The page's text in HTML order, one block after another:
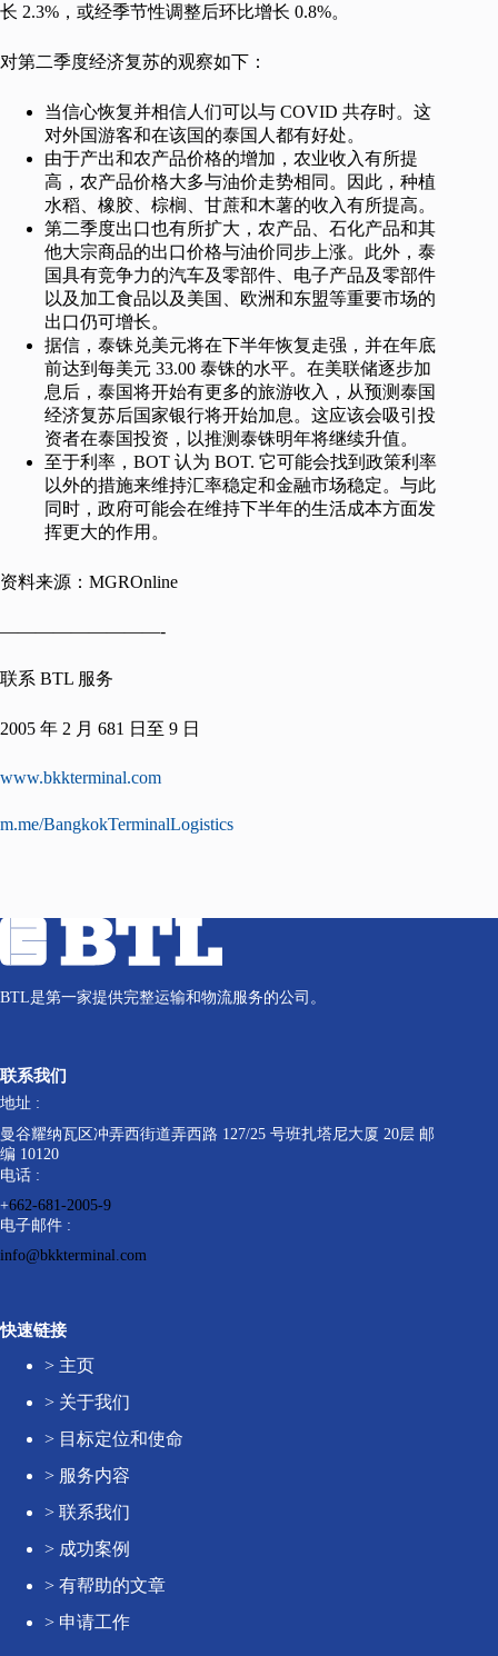
长 2.3%，或经季节性调整后环比增长 0.8%。
对第二季度经济复苏的观察如下：
当信心恢复并相信人们可以与 COVID 共存时。这
对外国游客和在该国的泰国人都有好处。
由于产出和农产品价格的增加，农业收入有所提
高，农产品价格大多与油价走势相同。因此，种植
水稻、橡胶、棕榈、甘蔗和木薯的收入有所提高。
第二季度出口也有所扩大，农产品、石化产品和其
他大宗商品的出口价格与油价同步上涨。此外，泰
国具有竞争力的汽车及零部件、电子产品及零部件
以及加工食品以及美国、欧洲和东盟等重要市场的
出口仍可增长。
据信，泰铢兑美元将在下半年恢复走强，并在年底
前达到每美元 33.00 泰铢的水平。在美联储逐步加
息后，泰国将开始有更多的旅游收入，从预测泰国
经济复苏后国家银行将开始加息。这应该会吸引投
资者在泰国投资，以推测泰铢明年将继续升值。
至于利率，BOT 认为 BOT. 它可能会找到政策利率
以外的措施来维持汇率稳定和金融市场稳定。与此
同时，政府可能会在维持下半年的生活成本方面发
挥更大的作用。
资料来源：MGROnline
—————————-
联系 BTL 服务
2005 年 2 月 681 日至 9 日
www.bkkterminal.com
m.me/BangkokTerminalLogistics
BTL是第一家提供完整运输和物流服务的公司。
联系我们
地址 :
曼谷耀纳瓦区冲弄西街道弄西路 127/25 号班扎塔尼大厦 20层 邮
编 10120
电话 :
+662-681-2005-9
电子邮件 :
info@bkkterminal.com
快速链接
> 主页
> 关于我们
> 目标定位和使命
> 服务内容
> 联系我们
> 成功案例
> 有帮助的文章
> 申请工作